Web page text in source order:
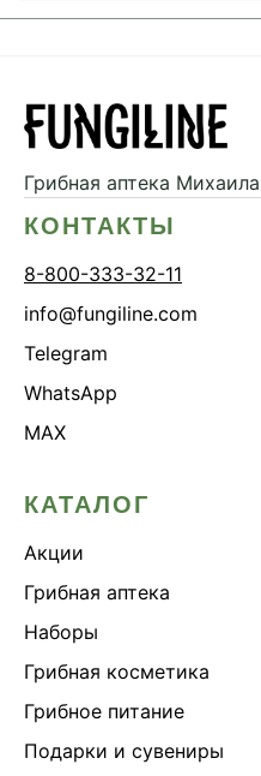
Грибная аптека
КОНТАКТЫ
8-800-333-32-11
info@fungiline.com
Telegram
WhatsApp
MAX
КАТАЛОГ
Акции
Грибная аптека
Наборы
Грибная косметика
Грибное питание
Подарки и сувениры